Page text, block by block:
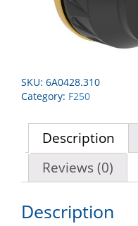
SKU: 6A0428.310
Category: F250
Description
Reviews (0)
Description